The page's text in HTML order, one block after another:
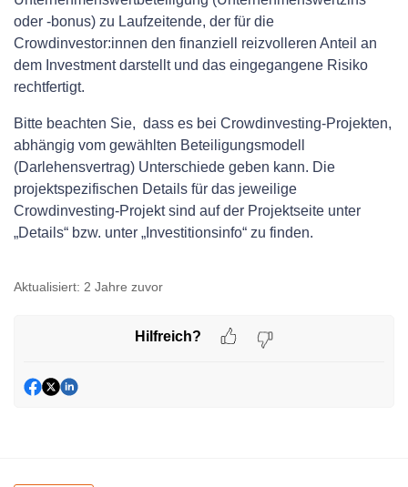
oder -bonus) zu Laufzeitende, der für die
Crowdinvestor:innen den finanziell reizvolleren Anteil an
dem Investment darstellt und das eingegangene Risiko
rechtfertigt.
Bitte beachten Sie, dass es bei Crowdinvesting-Projekten,
abhängig vom gewählten Beteiligungsmodell
(Darlehensvertrag) Unterschiede geben kann. Die
projektspezifischen Details für das jeweilige
Crowdinvesting-Projekt sind auf der Projektseite unter
„Details“ bzw. unter „Investitionsinfo“ zu finden.
Aktualisiert: 2 Jahre zuvor
Hilfreich?